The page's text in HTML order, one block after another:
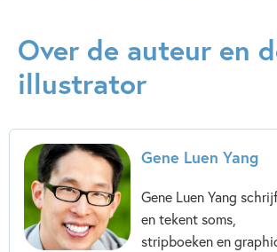
12+ jaar 9 – 12 jaar
Actie &
Graphic novel/extra veel beeld
Les McClaine
Over de auteur en
illustrator
Gene Luen Yang
Gene Luen Yang
en tekent soms,
stripboeken en